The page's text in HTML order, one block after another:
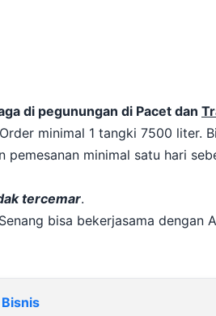
di pegunungan di Pacet dan
minimal 1 tangki 7500 liter.
minimal satu hari
tercemar.
bisa bekerjasama dengan
Bisnis